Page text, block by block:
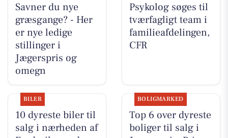
Savner du nye
græsgange? - Her
er nye ledige
stillinger i
Jægerspris og
omegn
Psykolog søges til
tværfagligt team i
familieafdelingen,
CFR
BILER
10 dyreste biler til
salg i nærheden af
BOLIGMARKED
Top 6 over dyreste
boliger til salg i